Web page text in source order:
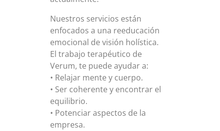
Nuestros servicios están
enfocados a una reeducación
emocional de visión holística.
El trabajo terapéutico de
Verum, te puede ayudar a:
• Relajar mente y cuerpo.
• Ser coherente y encontrar el
equilibrio.
• Potenciar aspectos de la
empresa.